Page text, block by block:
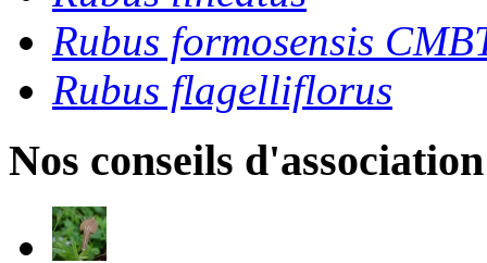
Rubus formosensis
Rubus flagelliflorus
Nos conseils d'association